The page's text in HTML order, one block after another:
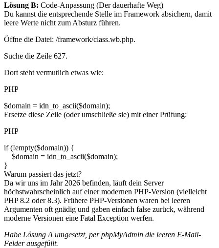
Lösung B: Code-Anpassung (Der dauerhafte Weg)
Du kannst die entsprechende Stelle im Framework absichern, damit
leere Werte nicht zum Absturz führen.
Öffne die Datei: /framework/class.wb.php.
Suche die Zeile 627.
Dort steht vermutlich etwas wie:
PHP
$domain = idn_to_ascii($domain);
Ersetze diese Zeile (oder umschließe sie) mit einer Prüfung:
PHP
if (!empty($domain)) {
$domain = idn_to_ascii($domain);
}
Warum passiert das jetzt?
Da wir uns im Jahr 2026 befinden, läuft dein Server
höchstwahrscheinlich auf einer modernen PHP-Version (vielleicht
PHP 8.2 oder 8.3). Frühere PHP-Versionen waren bei leeren
Argumenten oft gnädig und gaben einfach false zurück, während
moderne Versionen eine Fatal Exception werfen.
Habe Lösung A umgesetzt, per phpMyAdmin die leeren E-Mail-
Felder ausgefüllt.